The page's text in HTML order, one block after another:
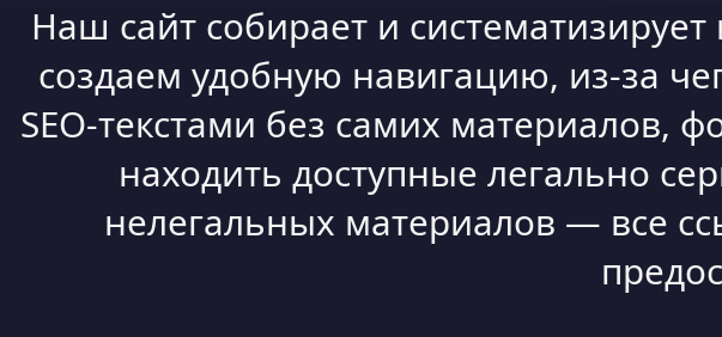
Наш сайт собирает и
создаем удобную навигацию, из-за
SEO-текстами без самих материалов,
находить доступные легально
нелегальных материалов — все